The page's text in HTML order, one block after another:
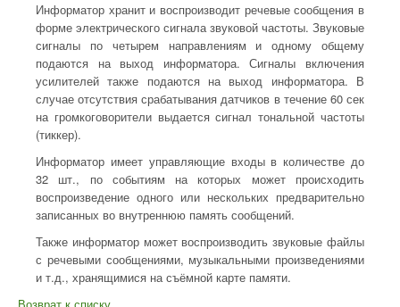
Информатор хранит и воспроизводит речевые сообщения в
форме электрического сигнала звуковой частоты. Звуковые
сигналы по четырем направлениям и одному общему
подаются на выход информатора. Сигналы включения
усилителей также подаются на выход информатора. В
случае отсутствия срабатывания датчиков в течение 60 сек
на громкоговорители выдается сигнал тональной частоты
(тиккер).
Информатор имеет управляющие входы в количестве до
32 шт., по событиям на которых может происходить
воспроизведение одного или нескольких предварительно
записанных во внутреннюю память сообщений.
Также информатор может воспроизводить звуковые файлы
с речевыми сообщениями, музыкальными произведениями
и т.д., хранящимися на съёмной карте памяти.